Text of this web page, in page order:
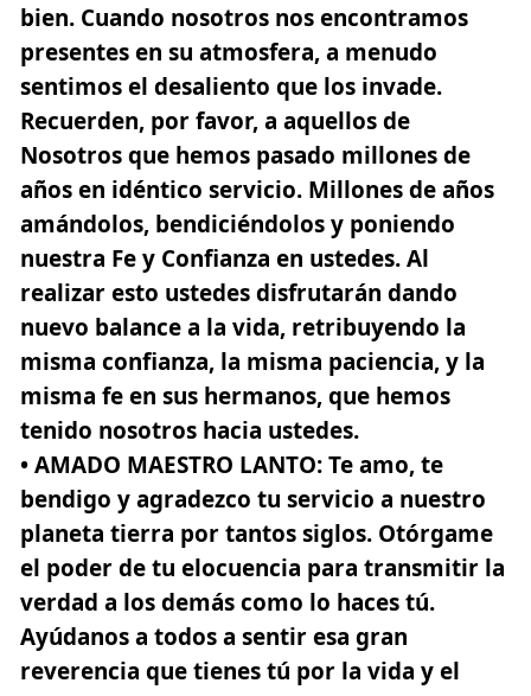
bien. Cuando nosotros nos encontramos
presentes en su atmosfera, a menudo
sentimos el desaliento que los invade.
Recuerden, por favor, a aquellos de
Nosotros que hemos pasado millones de
años en idéntico servicio. Millones de años
amándolos, bendiciéndolos y poniendo
nuestra Fe y Confianza en ustedes. Al
realizar esto ustedes disfrutarán dando
nuevo balance a la vida, retribuyendo la
misma confianza, la misma paciencia, y la
misma fe en sus hermanos, que hemos
tenido nosotros hacia ustedes.
• AMADO MAESTRO LANTO: Te amo, te
bendigo y agradezco tu servicio a nuestro
planeta tierra por tantos siglos. Otórgame
el poder de tu elocuencia para transmitir la
verdad a los demás como lo haces tú.
Ayúdanos a todos a sentir esa gran
reverencia que tienes tú por la vida y el